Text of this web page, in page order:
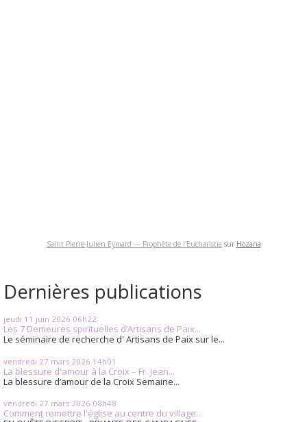
Saint Pierre-Julien Eymard — Prophète de l'Eucharistiesur Hozana
Dernières publications
jeudi 11 juin 2026 06h22
Les 7 Demeures spirituelles d’Artisans de Paix...
Le séminaire de recherche d' Artisans de Paix sur le...
vendredi 27 mars 2026 14h01
La blessure d'amour à la Croix – Fr. Jean...
La blessure d’amour de la Croix Semaine...
vendredi 27 mars 2026 08h48
Comment remettre l'église au centre du village...